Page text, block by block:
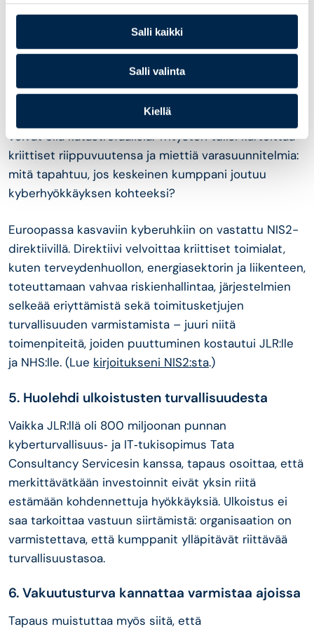
Salli kaikki
Salli valinta
Kiellä
4. Toimitusketjun haavoittuvuus on aliarvioitu
Yksi onnistunut kyberisku voi vaikuttaa satoihin
yrityksiin dominoefektin tavoin. Erityisesti
autoteollisuuden kaltaisilla toimialoilla, joissa ns.
‘just-in-time’ -tuotanto on tavallista, keskeytykset
voivat olla katastrofaalisia. Yritysten tulisi kartoittaa
kriittiset riippuvuutensa ja miettiä varasuunnitelmia:
mitä tapahtuu, jos keskeinen kumppani joutuu
kyberhyökkäyksen kohteeksi?
Euroopassa kasvaviin kyberuhkiin on vastattu NIS2-
direktiivillä. Direktiivi velvoittaa kriittiset toimialat,
kuten terveydenhuollon, energiasektorin ja liikenteen,
toteuttamaan vahvaa riskienhallintaa, järjestelmien
selkeää eriyttämistä sekä toimitusketjujen
turvallisuuden varmistamista – juuri niitä
toimenpiteitä, joiden puuttuminen kostautui JLR:lle
ja NHS:lle. (Lue kirjoitukseni NIS2:sta.)
5. Huolehdi ulkoistusten turvallisuudesta
Vaikka JLR:llä oli 800 miljoonan punnan
kyberturvallisuus‑ ja IT‑tukisopimus Tata
Consultancy Servicesin kanssa, tapaus osoittaa, että
merkittävätkään investoinnit eivät yksin riitä
estämään kohdennettuja hyökkäyksiä. Ulkoistus ei
saa tarkoittaa vastuun siirtämistä: organisaation on
varmistettava, että kumppanit ylläpitävät riittävää
turvallisuustasoa.
6. Vakuutusturva kannattaa varmistaa ajoissa
Tapaus muistuttaa myös siitä, että